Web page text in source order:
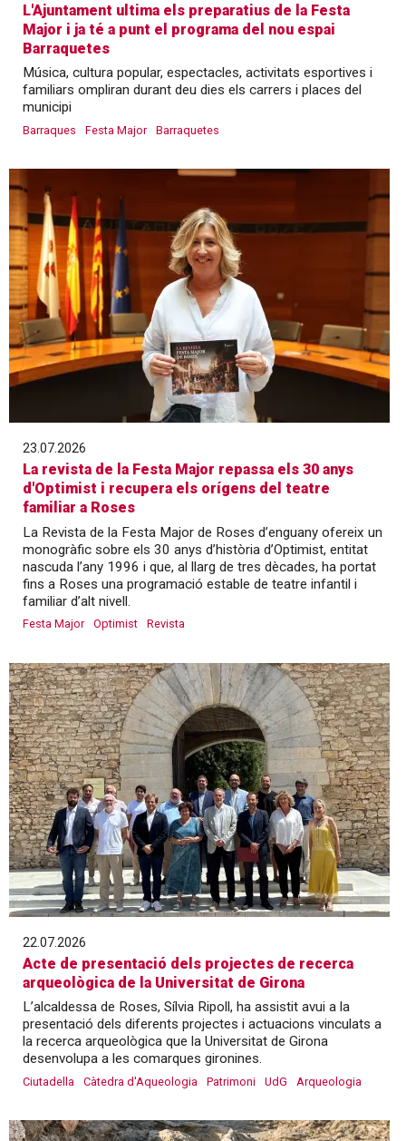
L'Ajuntament ultima els preparatius de la Festa
Major i ja té a punt el programa del nou espai
Barraquetes
Música, cultura popular, espectacles, activitats esportives i
familiars ompliran durant deu dies els carrers i places del
municipi
Barraques Festa Major Barraquetes
23.07.2026
La revista de la Festa Major repassa els 30 anys
d'Optimist i recupera els orígens del teatre
familiar a Roses
La Revista de la Festa Major de Roses d’enguany ofereix un
monogràfic sobre els 30 anys d’història d’Optimist, entitat
nascuda l’any 1996 i que, al llarg de tres dècades, ha portat
fins a Roses una programació estable de teatre infantil i
familiar d’alt nivell.
Festa Major Optimist Revista
22.07.2026
Acte de presentació dels projectes de recerca
arqueològica de la Universitat de Girona
L’alcaldessa de Roses, Sílvia Ripoll, ha assistit avui a la
presentació dels diferents projectes i actuacions vinculats a
la recerca arqueològica que la Universitat de Girona
desenvolupa a les comarques gironines.
Ciutadella Càtedra d'Aqueologia Patrimoni UdG Arqueologia